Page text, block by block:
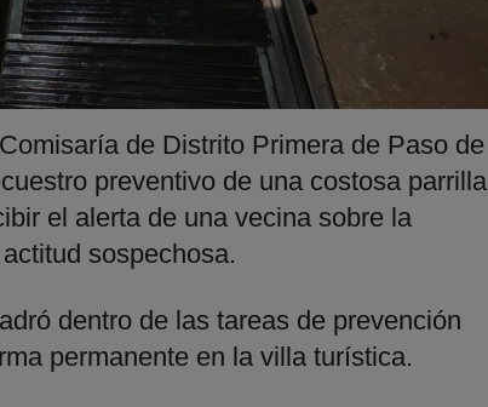
de Distrito Primera de Paso de
preventivo de una costosa parrilla
el alerta de una vecina sobre la
sospechosa.
dentro de las tareas de prevención
permanente en la villa turística.